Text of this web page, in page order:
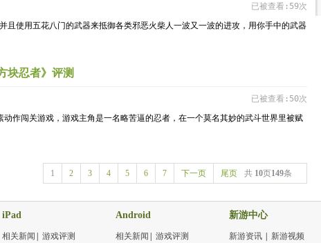
已被查看:59次
且使用五花八门的武器来抵御各类邪恶火柴人一波又一波的进攻，用你手中的武器
块忍者》评测
已被查看:50次
动作闯关游戏，游戏主角是一名略苦逼的忍者，在一个莫名其妙的武斗世界里被赋
1 2 3 4 5 6 7 下一页 尾页 共 10页149条
iPad
相关新闻 游戏评测
Android
相关新闻 游戏评测
新游中心
新游资讯 新游视频